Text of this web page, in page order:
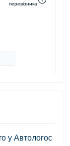
перевізника
у Автологос